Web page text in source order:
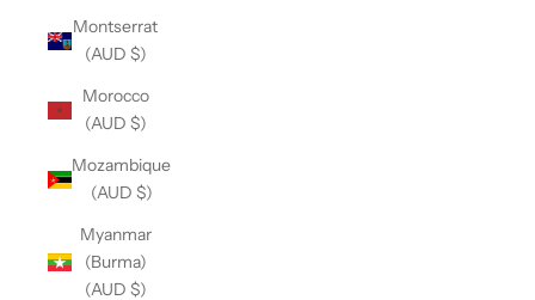
Montserrat
(AUD $)
Morocco
(AUD $)
Mozambique
(AUD $)
Myanmar
(Burma)
(AUD $)